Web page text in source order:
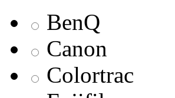
BenQ
Canon
Colortrac